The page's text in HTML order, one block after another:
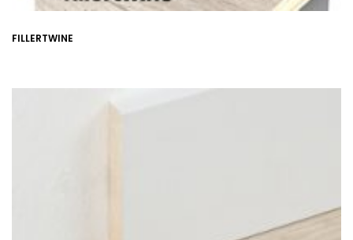
FILLERTWINE